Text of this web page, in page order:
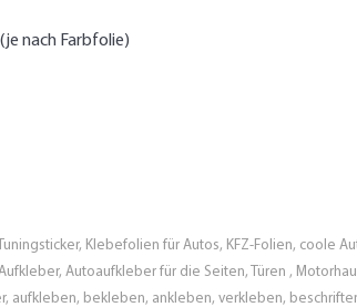
nach Farbfolie)
Klebefolien für Autos, KFZ-Folien, coole
Autoaufkleber für die Seiten, Türen ,
aufkleben, bekleben, ankleben, verkleben,